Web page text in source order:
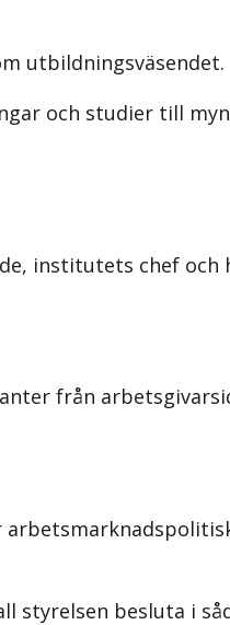
utbildningsväsendet.
och studier till
institutets chef
från
styrelsen besluta i